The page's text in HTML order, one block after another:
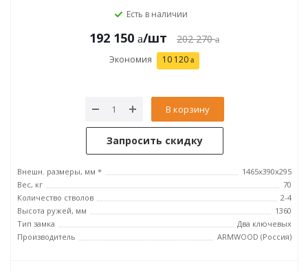
Есть в наличии
192 150 /шт 202 270
Экономия 10 120
В корзину
Запросить скидку
Внешн. размеры, мм *
1465х390х295
Вес, кг
70
Количество стволов
2-4
Высота ружей, мм
1360
Тип замка
Два ключевых
Производитель
ARMWOOD (Россия)